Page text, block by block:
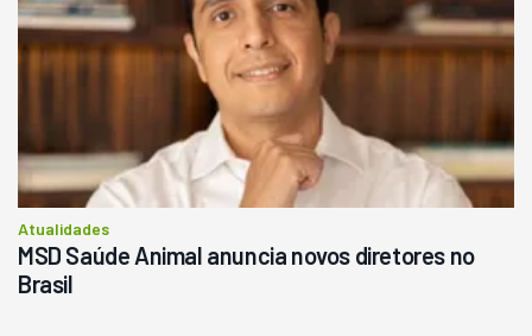
Atualidades
MSD Saúde Animal anuncia novos diretores no
Brasil